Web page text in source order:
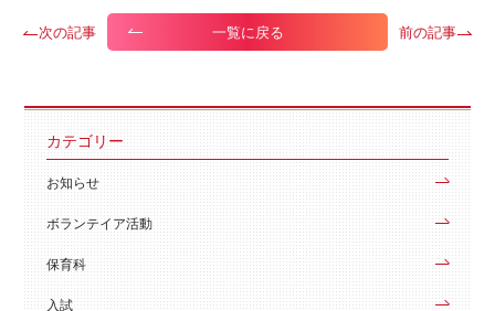
次の記事 一覧に戻る 前の記事
カテゴリー
お知らせ
ボランテイア活動
保育科
入試